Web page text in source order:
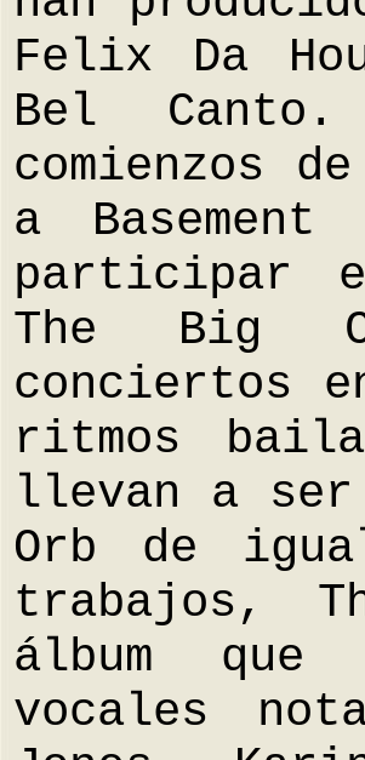
Felix Da
Bel
comienzos
a
participar
The Big
conciertos
ritmos
llevan a ser
Orb de
trabajos,
álbum que
vocales